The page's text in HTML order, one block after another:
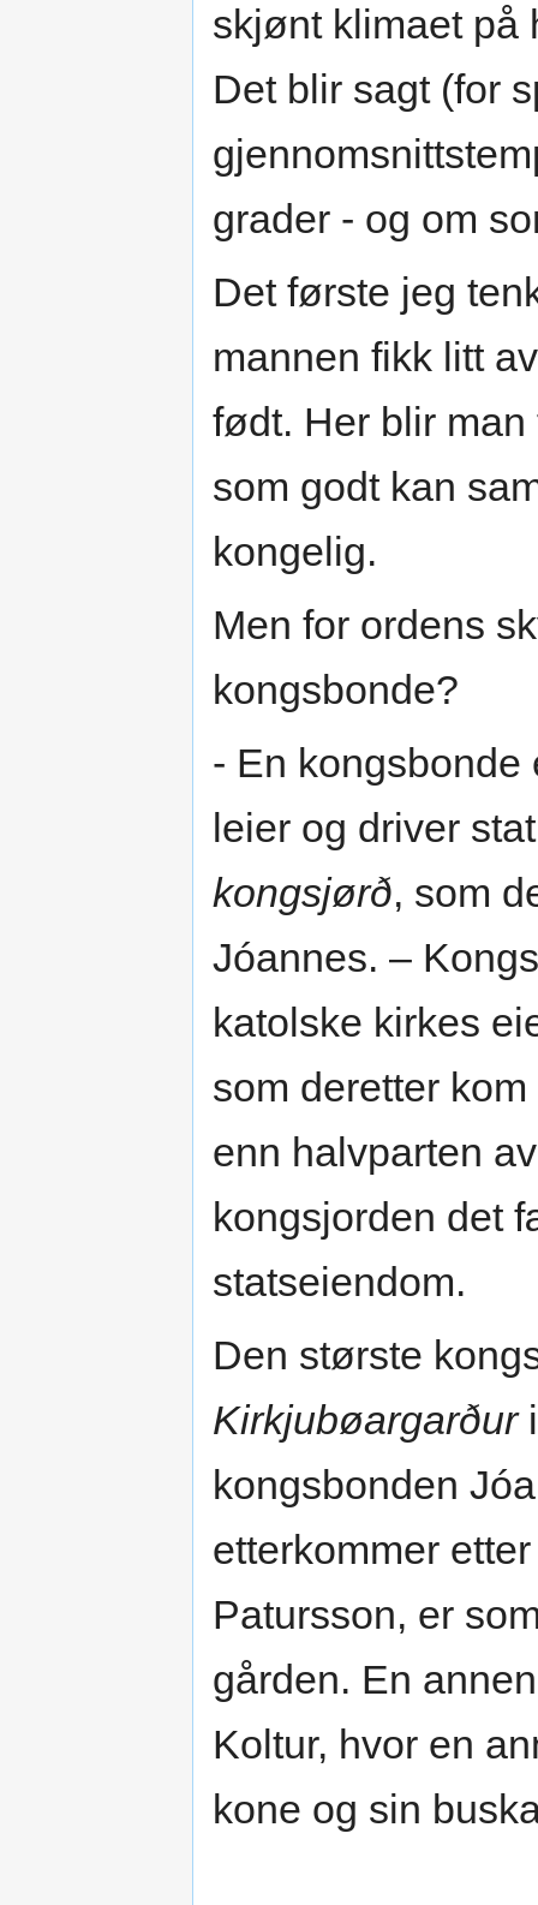
skjønt klimaet på
Det blir sagt (for
grader - og om
Det første jeg
mannen fikk litt
født. Her blir
som godt kan
kongelig.
Men for ordens
kongsbonde?
- En
leier og driver
kongsjørð, som
Jóannes. –
katolske kirkes
som deretter
enn halvparten
kongsjorden det
statseiendom.
Den største
Kirkjubøargarðuri
kongsbonden
etterkommer
Patursson, er
gården. En
Koltur, hvor en
kone og sin